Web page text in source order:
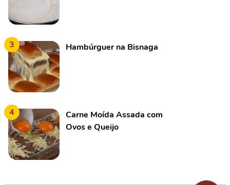
3 Hambúrguer na Bisnaga
4
Carne Moída Assada com
Ovos e Queijo